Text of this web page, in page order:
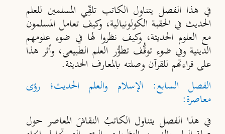
في هذا الفصل يتناول الكاتب تلقِّي المسلمين للعلم
الحديث في الحقبة الكولونيالية، وكيف تعامل المسلمون
مع العلوم الحديثة، وكيف نظروا لها في ضوء علومهم
الدينية وفي ضوء توقُّف تطوُّر العلم الطبيعي، وأثر هذا
على قراءتهم للقرآن وصلته بالمعارف الحديثة.
الفصل السابع: الإسلام والعلم الحديث؛ رؤى
معاصرة:
في هذا الفصل يتناول الكاتبُ النقاشَ المعاصر حول